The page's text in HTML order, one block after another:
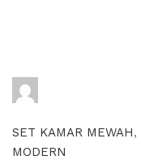
SET KAMAR MEWAH,
MODERN